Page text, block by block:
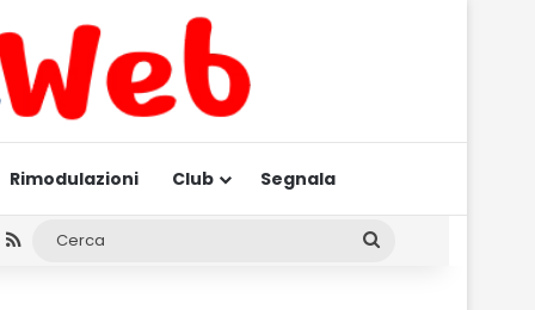
Rimodulazioni Club Segnala
RSS Cerca